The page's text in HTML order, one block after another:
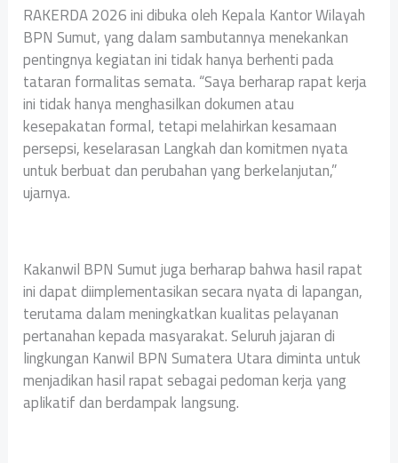
RAKERDA 2026 ini dibuka oleh Kepala Kantor Wilayah
BPN Sumut, yang dalam sambutannya menekankan
pentingnya kegiatan ini tidak hanya berhenti pada
tataran formalitas semata. “Saya berharap rapat kerja
ini tidak hanya menghasilkan dokumen atau
kesepakatan formal, tetapi melahirkan kesamaan
persepsi, keselarasan Langkah dan komitmen nyata
untuk berbuat dan perubahan yang berkelanjutan,”
ujarnya.
Kakanwil BPN Sumut juga berharap bahwa hasil rapat
ini dapat diimplementasikan secara nyata di lapangan,
terutama dalam meningkatkan kualitas pelayanan
pertanahan kepada masyarakat. Seluruh jajaran di
lingkungan Kanwil BPN Sumatera Utara diminta untuk
menjadikan hasil rapat sebagai pedoman kerja yang
aplikatif dan berdampak langsung.